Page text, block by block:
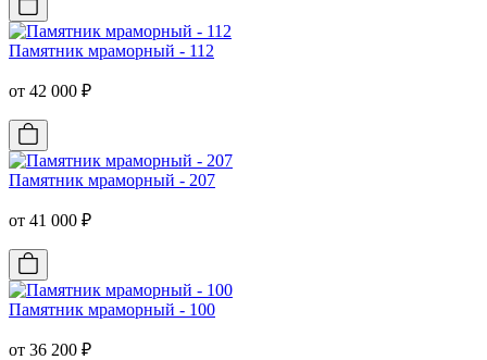
Памятник мраморный - 112
от 42 000 ₽
Памятник мраморный - 207
от 41 000 ₽
Памятник мраморный - 100
от 36 200 ₽